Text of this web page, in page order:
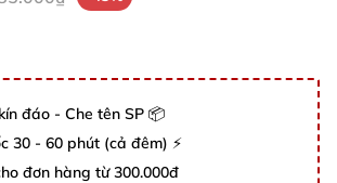
đáo - Che tên SP 📦
30 - 60 phút (cả đêm) ⚡
đơn hàng từ 300.000đ